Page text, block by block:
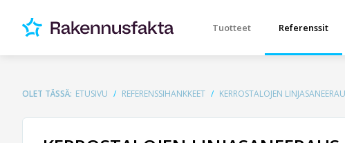
Tuotteet Referenssit
OLET TÄSSÄ: ETUSIVU REFERENSSIHANKKEET KERROSTALOJEN